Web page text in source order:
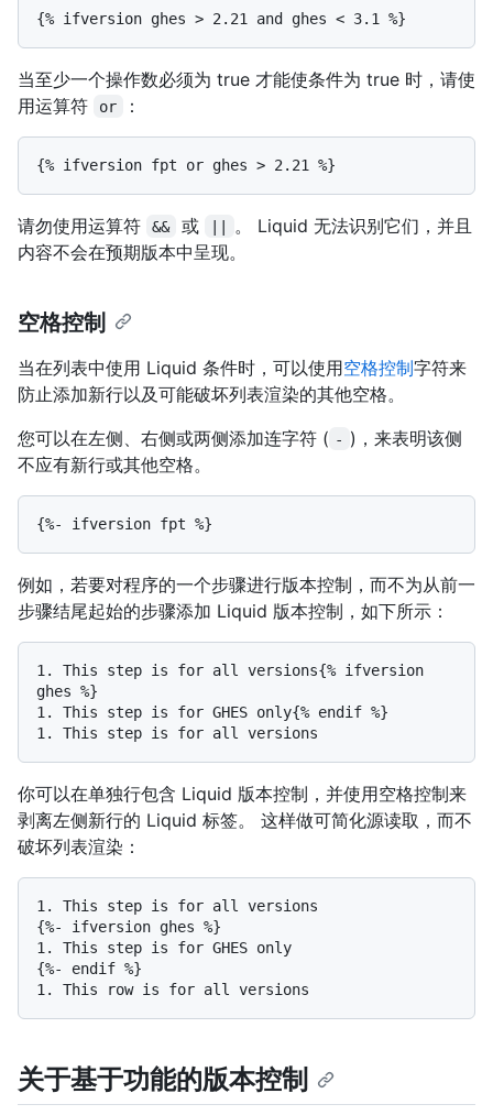
当至少一个操作数必须为 true 才能使条件为 true 时，请使
用运算符
or ：
请勿使用运算符 && 或
。 Liquid 无法识别它们，并且
内容不会在预期版本中呈现。
空格控制
当在列表中使用 Liquid 条件时，可以使用空格控制字符来
防止添加新行以及可能破坏列表渲染的其他空格。
您可以在左侧、右侧或两侧添加连字符 ( - )，来表明该侧
不应有新行或其他空格。
例如，若要对程序的一个步骤进行版本控制，而不为从前一
步骤结尾起始的步骤添加 Liquid 版本控制，如下所示：
1.
This step is for all versions{% ifversion
1.
1.
你可以在单独行包含 Liquid 版本控制，并使用空格控制来
剥离左侧新行的 Liquid 标签。 这样做可简化源读取，而不
破坏列表渲染：
1.
This step is for all versions
1.
This step is for GHES only
1.
关于基于功能的版本控制